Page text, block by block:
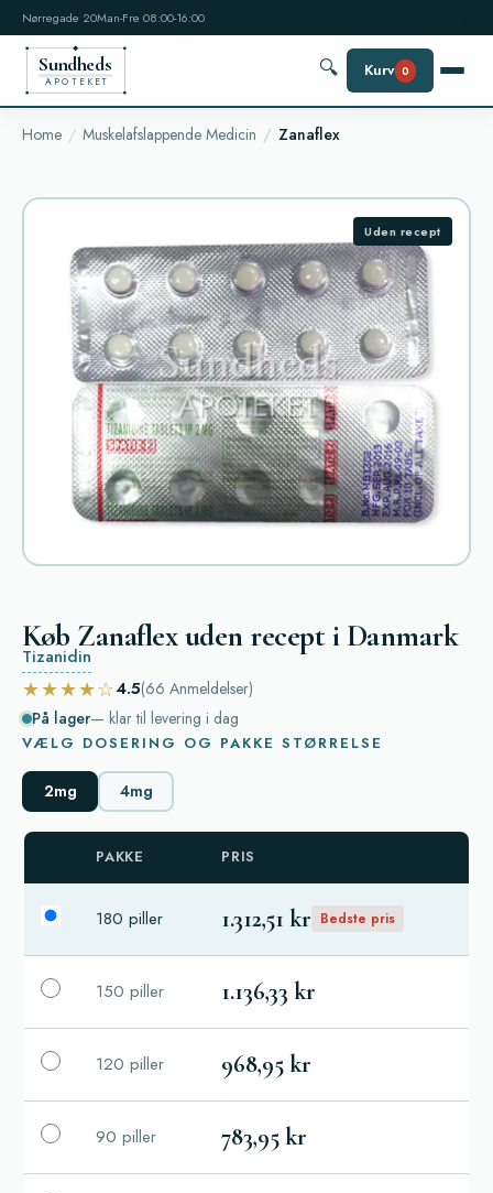
Nørregade 20Man-Fre 08:00-16:00
Sundheds
APOTEKET
🔍 Kurv 0
Home Muskelafslappende Medicin Zanaflex
Uden recept
Køb Zanaflex uden recept i Danmark
Tizanidin
★★★★☆4.5(66 Anmeldelser)
På lager— klar til levering i dag
VÆLG DOSERING OG PAKKE STØRRELSE
2mg 4mg
PAKKE PRIS
180 piller 1.312,51 kr Bedste pris
150 piller 1.136,33 kr
120 piller 968,95 kr
90 piller 783,95 kr